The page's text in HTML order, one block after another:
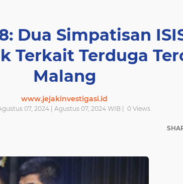
Dua Simpatisan
Terkait Terduga
Malang
www.jejakinvestigasi.id
07, 2024 | Agustus 07, 2024 WIB | 0 Views